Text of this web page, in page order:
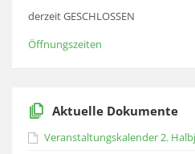
derzeit GESCHLOSSEN
Öffnungszeiten
Aktuelle Dokumente
Veranstaltungskalender 2.